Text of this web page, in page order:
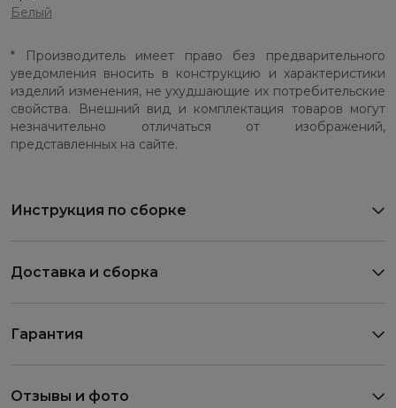
Белый
* Производитель имеет право без предварительного
уведомления вносить в конструкцию и характеристики
изделий изменения, не ухудшающие их потребительские
свойства. Внешний вид и комплектация товаров могут
незначительно отличаться от изображений,
представленных на сайте.
Инструкция по сборке
Доставка и сборка
Гарантия
Отзывы и фото